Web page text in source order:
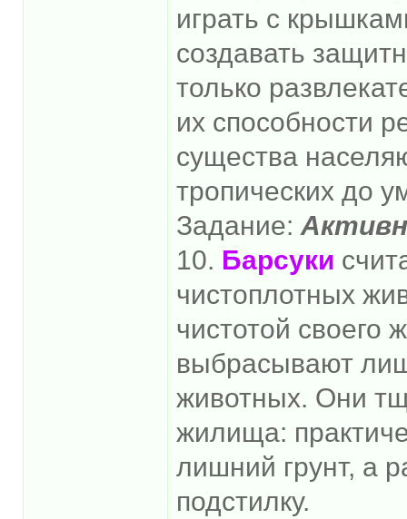
играть с
создавать
только
их способности
существа
тропических до
Задание:
10. Барсуки
чистоплотных
чистотой своего
выбрасывают
животных. Они
жилища:
лишний грунт, а
подстилку.